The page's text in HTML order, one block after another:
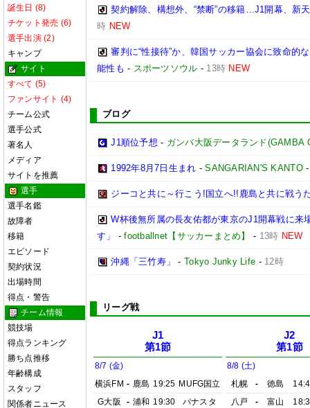
誕生日 (8)
チケット発売 (6)
選手出演 (2)
キャンプ
サイト
すべて (5)
ファンサイト (4)
チーム公式
選手公式
著名人
メディア
サイトを推薦
選手
選手名鑑
故障者
移籍
エピソード
契約状況
出場時間
得点・警告
チーム情報
競技場
得点ランキング
勝ち点推移
年齢構成
スタッフ
関係者ニュース
契約解除、構想外、“禁断”の移籍…J1開幕、新
時 NEW
審判に“性接待”か、韓国サッカー協会に致命
能性も - スポーツソウル - 13時 NEW
ブログ
J1順位予想 - ガンバ大阪データランド(GAMBA
1992年8月7日生まれ -SANGARIAN'S KANTO
ジーコと共に～行こう!国立へ!!鹿島と共に戦う
W杯後無所属の長友佑都が東京のJ1開幕戦に来
す」
-footballnet【サッカーまとめ】 - 13時 NEW
沖縄「三竹寿」 - Tokyo Junky Life - 12時
リーグ戦
J1
第1節
8/7 (金)
横浜FM - 鹿島 19:25 MUFG国立
G大阪
- 浦和 19:30
パナスタ
J2
第1節
8/8 (土)
札幌
- 徳島
八戸
- 富山